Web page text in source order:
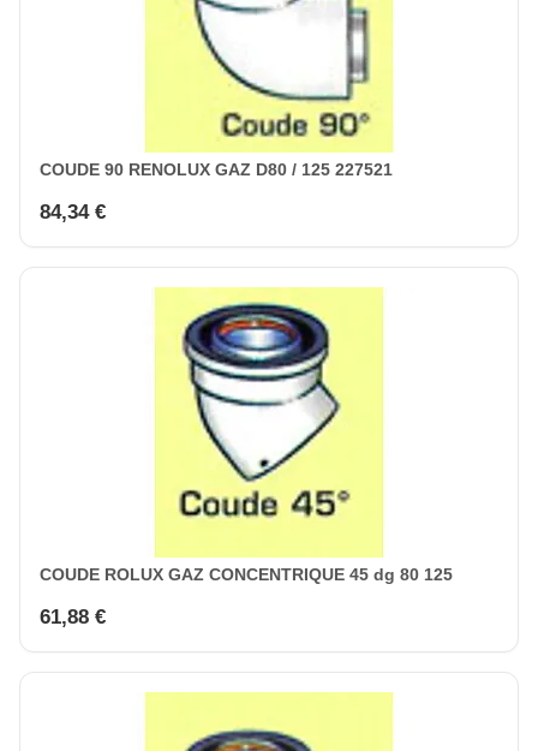
COUDE 90 RENOLUX GAZ D80 / 125 227521
84,34 €
COUDE ROLUX GAZ CONCENTRIQUE 45 dg 80 125
61,88 €